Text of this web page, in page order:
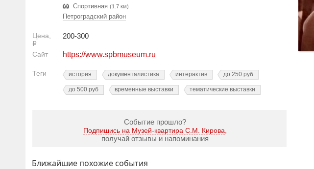
Спортивная (1.7 км)
Петроградский район
Цена,
Р
200-300
Сайт https://www.spbmuseum.ru
Теги история документалистика интерактив до 250 руб
до 500 руб временные выставки тематические выставки
Событие прошло?
Подпишись на Музей-квартира С.М. Кирова,
получай отзывы и напоминания
Ближайшие похожие события